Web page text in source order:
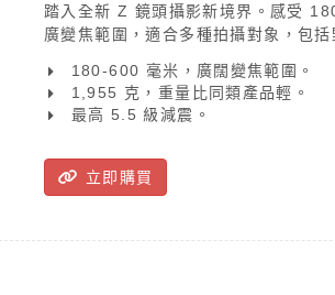
踏入全新 Z 鏡頭攝影新境界。感受
廣變焦範圍，適合多種拍攝對象，包括
保操作平穩，同時高達 5.5 級1的減震
和高解析度的影像。此鏡頭的另一個顯
變焦設計，可在變焦時保持相似的重心
你可放心拍攝。
180-600 毫米，廣闊變焦範圍。
1,955 克，重量比同類產品輕。
最高 5.5 級減震。
立即購買